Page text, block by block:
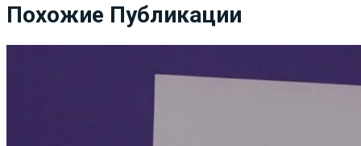
Похожие Публикации